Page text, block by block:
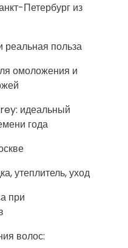
Петербург из
польза
омоложения и
идеальный
года
утеплитель, уход
при
волос: